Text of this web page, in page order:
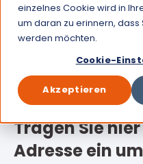
einzelnes Cookie wird in
um daran zu erinnern,
werden möchten.
Cookie-
Akzeptieren
Erfahren Sie hier, wie
Wundversorgung mit
Tragen Sie
Adresse ein